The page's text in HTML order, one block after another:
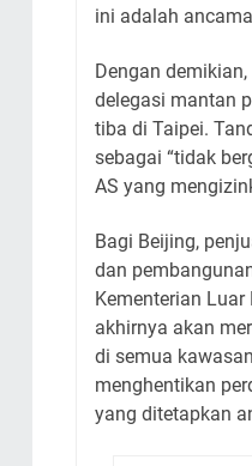
ini adalah
Dengan
delegasi mantan
tiba di Taipei.
sebagai “tidak
AS yang
Bagi Beijing,
dan
Kementerian
akhirnya akan
di semua
menghentikan
yang ditetapkan